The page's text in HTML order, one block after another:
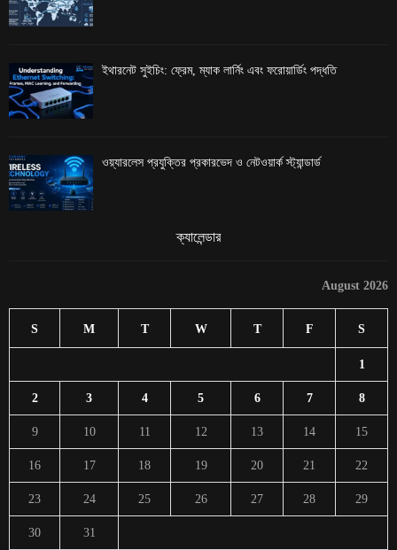
ইথারনেট সুইচিং: ফ্রেম, ম্যাক লার্নিং এবং ফরোয়ার্ডিং পদ্ধতি
ওয়্যারলেস প্রযুক্তির প্রকারভেদ ও নেটওয়ার্ক স্ট্যান্ডার্ড
ক্যালেন্ডার
August 2026
S M T W T F S
1
2 3 4 5 6 7 8
9 10 11 12 13 14 15
16 17 18 19 20 21 22
23 24 25 26 27 28 29
30
31